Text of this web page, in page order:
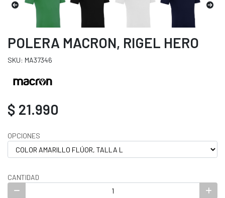
POLERA MACRON, RIGEL HERO
SKU: MA37346
$ 21.990
OPCIONES
CANTIDAD